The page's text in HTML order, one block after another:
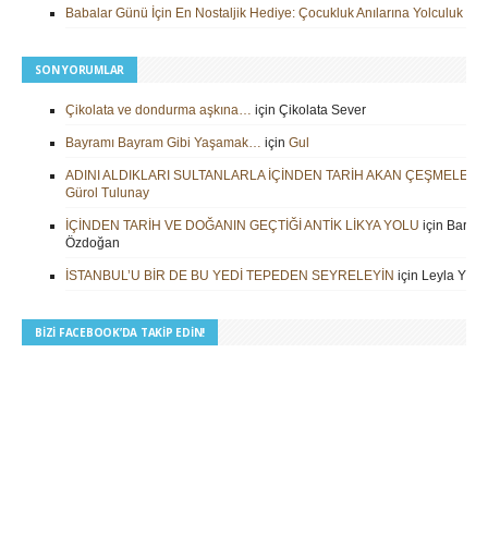
Babalar Günü İçin En Nostaljik Hediye: Çocukluk Anılarına Yolculuk
SON YORUMLAR
Çikolata ve dondurma aşkına… için Çikolata Sever
Bayramı Bayram Gibi Yaşamak… için Gul
ADINI ALDIKLARI SULTANLARLA İÇİNDEN TARİH AKAN ÇEŞMELER
Gürol Tulunay
İÇİNDEN TARİH VE DOĞANIN GEÇTİĞİ ANTİK LİKYA YOLU için
Özdoğan
İSTANBUL’U BİR DE BU YEDİ TEPEDEN SEYRELEYİN için Leyla
BIZI FACEBOOK’DA TAKIP EDIN!